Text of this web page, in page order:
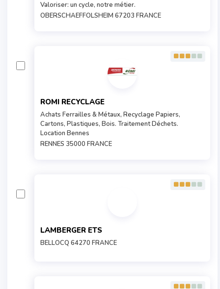
Valoriser: un cycle, notre métier.
OBERSCHAEFFOLSHEIM 67203 FRANCE
ROMI RECYCLAGE
Achats Ferrailles & Métaux, Recyclage Papiers,
Cartons, Plastiques, Bois. Traitement Déchets.
Location Bennes
RENNES 35000 FRANCE
LAMBERGER ETS
BELLOCQ 64270 FRANCE